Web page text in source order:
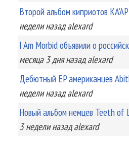
Второй альбом киприотов
неделиназад alexard
I Am Morbid объявили о
месяца 3 дняназад alexard
Дебютный EP американцев
неделиназад alexard
Новый альбом немцев Teeth of
3 неделиназад alexard